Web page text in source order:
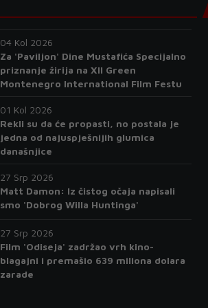
04 Kol 2026
Za 'Paviljon' Dine Mustafića Specijalno
priznanje žirija na XII Green
Montenegro International Film Festu
01 Kol 2026
Rekli su da će propasti, no postala je
jedna od najuspješnijih glumica
današnjice
27 Srp 2026
Matt Damon: Iz čistog očaja napisali
smo 'Dobrog Willa Huntinga'
27 Srp 2026
Film 'Odiseja' zadržao vrh kino-
blagajni i premašio 639 miliona dolara
zarade